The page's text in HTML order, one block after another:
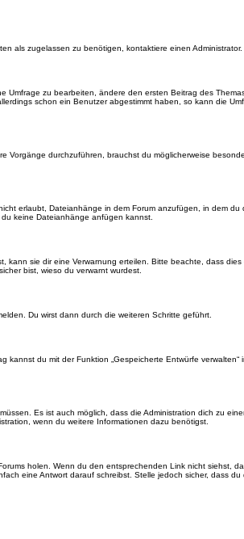
als zugelassen zu benötigen, kontaktiere einen Administrator.
zu bearbeiten, ändere den ersten Beitrag des
schon ein Benutzer abgestimmt haben, so kann die
durchzuführen, brauchst du möglicherweise
erlaubt, Dateianhänge in dem Forum anzufügen, in dem du
keine Dateianhänge anfügen kannst.
kann sie dir eine Verwarnung erteilen. Bitte beachte, dass
bist, wieso du verwarnt wurdest.
Du wirst dann durch die weiteren Schritte geführt.
du mit der Funktion „Gespeicherte Entwürfe verwalten“
Es ist auch möglich, dass die Administration dich zu
wenn du weitere Informationen dazu benötigst.
holen. Wenn du den entsprechenden Link nicht siehst,
eine Antwort darauf schreibst. Stelle jedoch sicher, dass